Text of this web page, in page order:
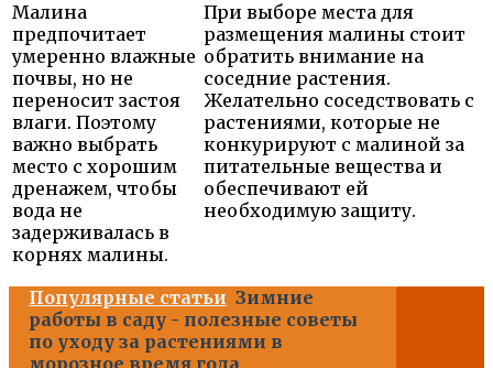
Малина
предпочитает
умеренно влажные
почвы, но не
переносит застоя
влаги. Поэтому
важно выбрать
место с хорошим
дренажем, чтобы
вода не
задерживалась в
корнях малины.
При выборе места для
размещения малины стоит
обратить внимание на
соседние растения.
Желательно соседствовать с
растениями, которые не
конкурируют с малиной за
питательные вещества и
обеспечивают ей
необходимую защиту.
Популярные статьи Зимние
работы в саду - полезные советы
по уходу за растениями в